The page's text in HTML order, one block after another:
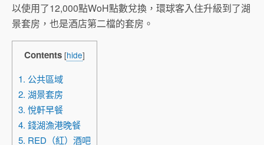
以使用了12,000點WoH點數兌換，環球客入住升級到了湖
景套房，也是酒店第二檔的套房。
Contents [hide]
1. 公共區域
2. 湖景套房
3. 悅軒早餐
4. 錢湖漁港晚餐
5. RED（紅）酒吧